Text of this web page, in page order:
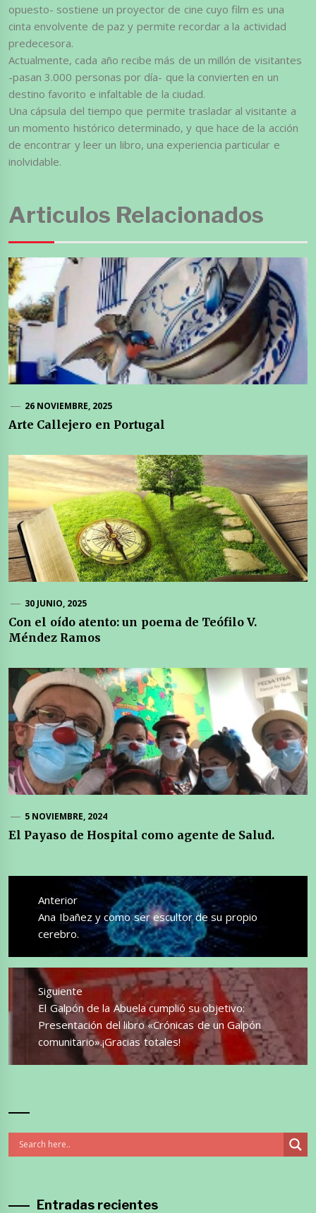
opuesto- sostiene un proyector de cine cuyo film es una
cinta envolvente de paz y permite recordar a la actividad
predecesora.
Actualmente, cada año recibe más de un millón de visitantes
-pasan 3.000 personas por día- que la convierten en un
destino favorito e infaltable de la ciudad.
Una cápsula del tiempo que permite trasladar al visitante a
un momento histórico determinado, y que hace de la acción
de encontrar y leer un libro, una experiencia particular e
inolvidable.
Articulos Relacionados
26 NOVIEMBRE, 2025
Arte Callejero en Portugal
30 JUNIO, 2025
Con el oído atento: un poema de Teófilo V.
Méndez Ramos
5 NOVIEMBRE, 2024
El Payaso de Hospital como agente de Salud.
Navegación
entradas
Anterior
Entrada
anterior:
Ana Ibañez y como ser escultor de su propio
cerebro.
Siguiente
Entrada
siguiente:
El Galpón de la Abuela cumplió su objetivo:
Presentación del libro «Crónicas de un Galpón
comunitario».¡Gracias totales!
Entradas recientes